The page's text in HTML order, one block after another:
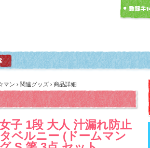
マン › 関連グッズ › 商品詳細
子 1段 大人 汁漏れ防止
ベルニー (ドームマン